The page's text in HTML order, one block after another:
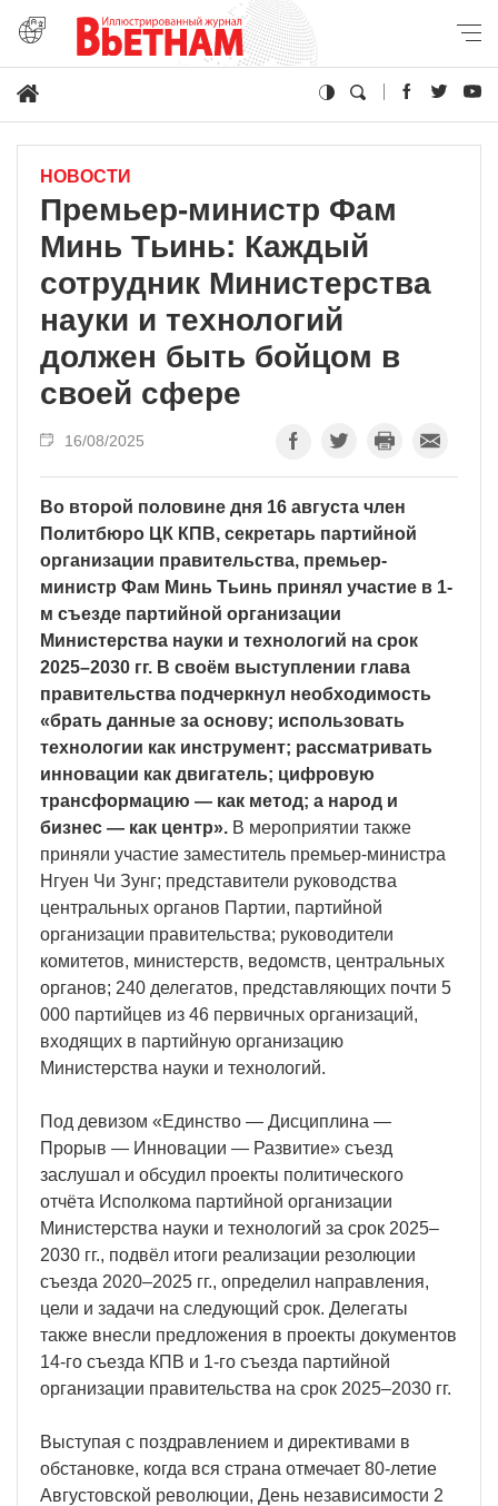
НОВОСТИ
Премьер-министр Фам
Минь Тьинь: Каждый
сотрудник Министерства
науки и технологий
должен быть бойцом в
своей сфере
16/08/2025
Во второй половине дня 16 августа член
Политбюро ЦК КПВ, секретарь партийной
организации правительства, премьер-
министр Фам Минь Тьинь принял участие в 1-
м съезде партийной организации
Министерства науки и технологий на срок
2025–2030 гг. В своём выступлении глава
правительства подчеркнул необходимость
«брать данные за основу; использовать
технологии как инструмент; рассматривать
инновации как двигатель; цифровую
трансформацию — как метод; а народ и
бизнес — как центр». В мероприятии также
приняли участие заместитель премьер-министра
Нгуен Чи Зунг; представители руководства
центральных органов Партии, партийной
организации правительства; руководители
комитетов, министерств, ведомств, центральных
органов; 240 делегатов, представляющих почти 5
000 партийцев из 46 первичных организаций,
входящих в партийную организацию
Министерства науки и технологий.
Под девизом «Единство — Дисциплина —
Прорыв — Инновации — Развитие» съезд
заслушал и обсудил проекты политического
отчёта Исполкома партийной организации
Министерства науки и технологий за срок 2025–
2030 гг., подвёл итоги реализации резолюции
съезда 2020–2025 гг., определил направления,
цели и задачи на следующий срок. Делегаты
также внесли предложения в проекты документов
14-го съезда КПВ и 1-го съезда партийной
организации правительства на срок 2025–2030 гг.
Выступая с поздравлением и директивами в
обстановке, когда вся страна отмечает 80-летие
Августовской революции, День независимости 2